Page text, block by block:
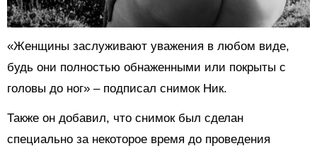
«Женщины заслуживают уважения в любом виде,
будь они полностью обнаженными или покрыты с
головы до ног» – подписал снимок Ник.
Также он добавил, что снимок был сделан
специально за некоторое время до проведения